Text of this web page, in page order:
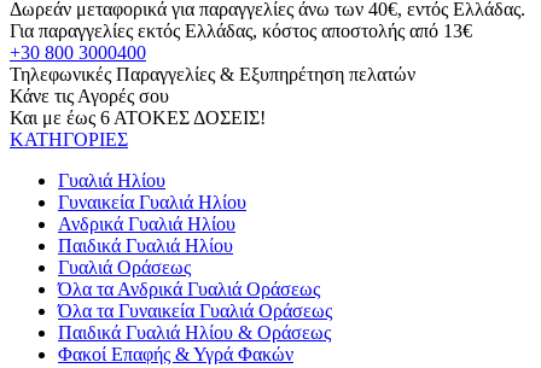
Δωρεάν μεταφορικά για παραγγελίες άνω των 40€, εντός Ελλάδας.
Για παραγγελίες εκτός Ελλάδας, κόστος αποστολής από 13€
+30 800 3000400
Τηλεφωνικές Παραγγελίες & Εξυπηρέτηση πελατών
Κάνε τις Αγορές σου
Και με έως 6 ΑΤΟΚΕΣ ΔΟΣΕΙΣ!
ΚΑΤΗΓΟΡΙΕΣ
Γυαλιά Ηλίου
Γυναικεία Γυαλιά Ηλίου
Ανδρικά Γυαλιά Ηλίου
Παιδικά Γυαλιά Ηλίου
Γυαλιά Οράσεως
Όλα τα Ανδρικά Γυαλιά Οράσεως
Όλα τα Γυναικεία Γυαλιά Οράσεως
Παιδικά Γυαλιά Ηλίου & Οράσεως
Φακοί Επαφής & Υγρά Φακών